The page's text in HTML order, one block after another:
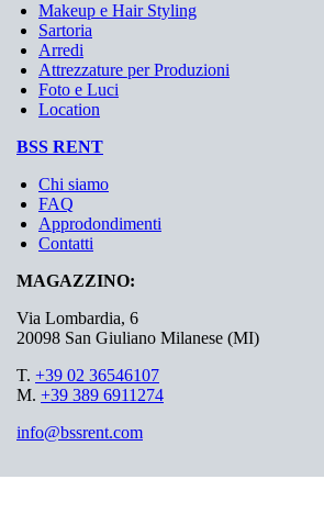
Makeup e Hair Styling
Sartoria
Arredi
Attrezzature per Produzioni
Foto e Luci
Location
BSS RENT
Chi siamo
FAQ
Approdondimenti
Contatti
MAGAZZINO:
Via Lombardia, 6
20098 San Giuliano Milanese (MI)
T. +39 02 36546107
M. +39 389 6911274
info@bssrent.com